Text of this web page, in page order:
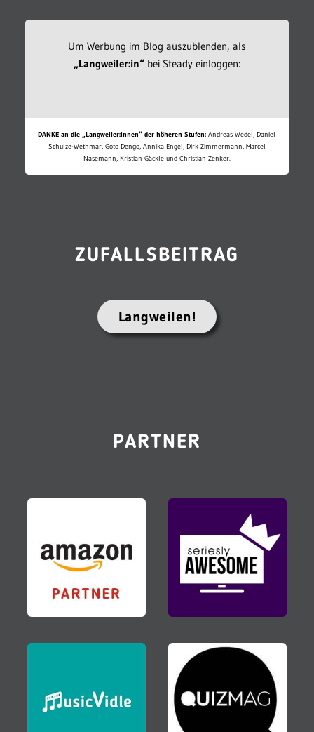
Um Werbung im Blog auszublenden, als
„Langweiler:in“bei Steady einloggen:
DANKE an die „Langweiler:innen“ der höheren Stufen: Andreas Wedel, Daniel
Schulze-Wethmar, Goto Dengo, Annika Engel, Dirk Zimmermann, Marcel
Nasemann, Kristian Gäckle und Christian Zenker.
ZUFALLSBEITRAG
Langweilen!
PARTNER